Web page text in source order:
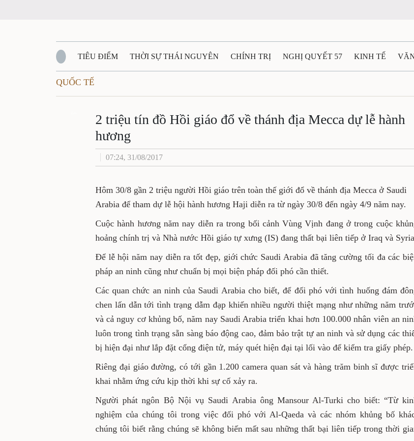
TIÊU ĐIỂM THỜI SỰ THÁI NGUYÊN CHÍNH TRỊ NGHỊ QUYẾT 57 KINH TẾ
QUỐC PHÒNG - AN NINH
QUÊ HƯƠNG - ĐẤT NƯỚC QUỐC TẾ TÀI NGUYÊN - MÔI TRƯỜNG THỂ THAO
VĂN BẢN, CHÍNH SÁCH MỚI
QUỐC TẾ
2 triệu tín đồ Hồi giáo đổ về thánh địa Mecca dự
lễ hành hương
07:24, 31/08/2017
Hôm 30/8 gần 2 triệu người Hồi giáo trên toàn thế giới đổ về thánh địa
Mecca ở Saudi Arabia để tham dự lễ hội hành hương Haji diễn ra từ ngày
30/8 đến ngày 4/9 năm nay.
Cuộc hành hương năm nay diễn ra trong bối cảnh Vùng Vịnh đang
trong cuộc khủng hoảng chính trị và Nhà nước Hồi giáo tự xưng (IS) đang
thất bại liên tiếp ở Iraq và Syria.
Để lễ hội năm nay diễn ra tốt đẹp, giới chức Saudi Arabia đã tăng cường
tối đa các biện pháp an ninh cũng như chuẩn bị mọi biện pháp đối phó
cần thiết.
Các quan chức an ninh của Saudi Arabia cho biết, để đối phó với
huống đám đông chen lấn dẫn tới tình trạng dẫm đạp khiến nhiều người
thiệt mạng như những năm trước và cả nguy cơ khủng bố, năm nay Saudi
Arabia triển khai hơn 100.000 nhân viên an ninh luôn trong tình trạng
hiện đại như lắp đặt cổng điện tử, máy quét hiện đại tại lối vào để
tra giấy phép.